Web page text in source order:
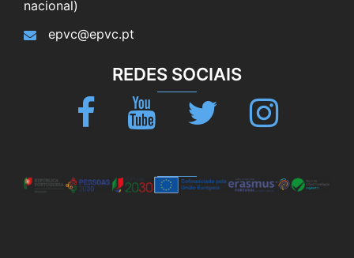
nacional)
epvc@epvc.pt
REDES SOCIAIS
Facebook Youtube Twitter Instagram